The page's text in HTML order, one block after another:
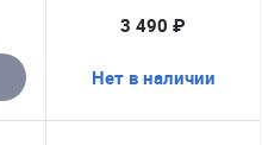
смартфона
3 490 ₽
Нет в наличии